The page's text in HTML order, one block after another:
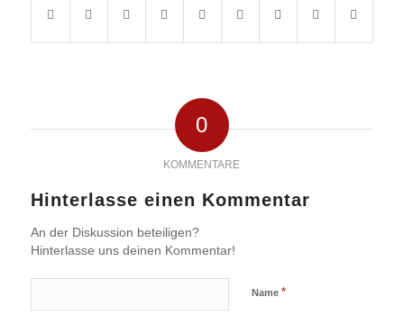
0
KOMMENTARE
Hinterlasse einen Kommentar
An der Diskussion beteiligen?
Hinterlasse uns deinen Kommentar!
Name *